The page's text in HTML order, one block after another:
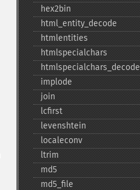
hex2bin
html_​entity_​decode
htmlentities
htmlspecialchars
htmlspecialchars_​decode
implode
join
lcfirst
levenshtein
localeconv
ltrim
md5
md5_​file